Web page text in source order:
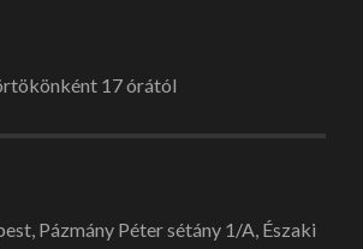
17 órától
Pázmány Péter sétány 1/A, Északi